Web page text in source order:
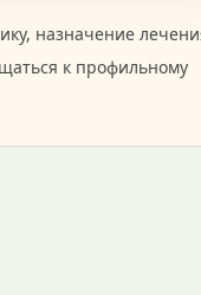
назначение
к профильному